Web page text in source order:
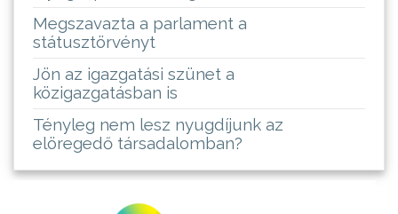
Megszavazta a parlament a
státusztörvényt
Jön az igazgatási szünet a
közigazgatásban is
Tényleg nem lesz nyugdíjunk az
elöregedő társadalomban?